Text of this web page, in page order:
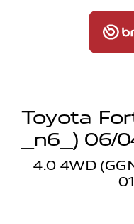
Toyota
_n6_) 06/
4.0 4WD